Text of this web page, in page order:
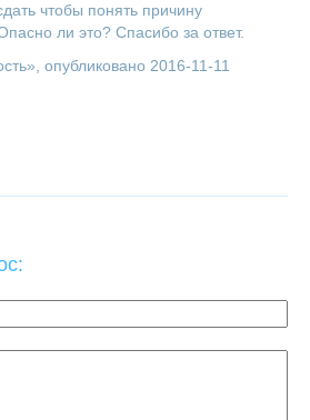
чтобы понять причину
ли это? Спасибо за ответ.
», опубликовано 2016-11-11